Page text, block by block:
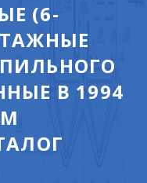
(6-
В 1994